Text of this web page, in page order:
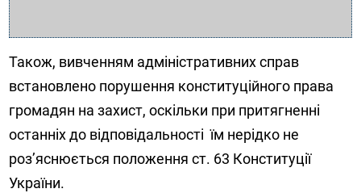
Також, вивченням адміністративних справ
встановлено порушення конституційного права
громадян на захист, оскільки при притягненні
останніх до відповідальності їм нерідко не
роз’яснюється положення ст. 63 Конституції
України.